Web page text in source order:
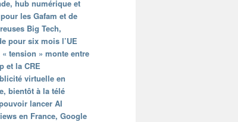
hub numérique et
les Gafam et de
Big Tech,
pour six mois l’UE
tension » monte entre
et la CRE
virtuelle en
bientôt à la télé
lancer AI
en France, Google